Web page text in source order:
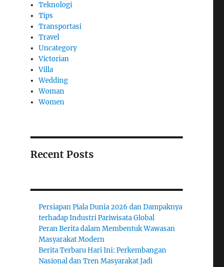
Teknologi
Tips
Transportasi
Travel
Uncategory
Victorian
Villa
Wedding
Woman
Women
Recent Posts
Persiapan Piala Dunia 2026 dan Dampaknya
terhadap Industri Pariwisata Global
Peran Berita dalam Membentuk Wawasan
Masyarakat Modern
Berita Terbaru Hari Ini: Perkembangan
Nasional dan Tren Masyarakat Jadi